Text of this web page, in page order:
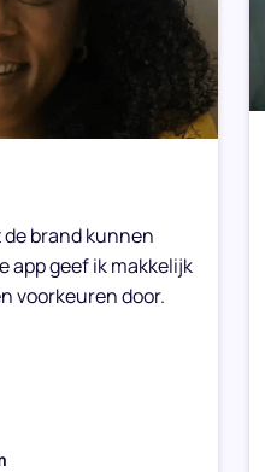
de brand kunnen
app geef ik makkelijk
voorkeuren door.